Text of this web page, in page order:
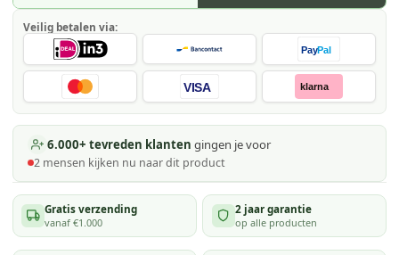
Veilig betalen via:
PayPal
VISA klarna
6.000+ tevreden klanten gingen je voor
2 mensen kijken nu naar dit product
Gratis verzending
vanaf €1.000
2 jaar garantie
op alle producten